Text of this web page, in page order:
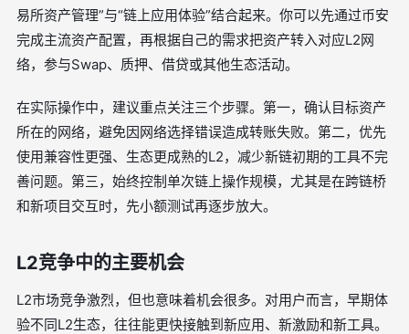
易所资产管理”与“链上应用体验”结合起来。你可以先通过币安
完成主流资产配置，再根据自己的需求把资产转入对应L2网
络，参与Swap、质押、借贷或其他生态活动。
在实际操作中，建议重点关注三个步骤。第一，确认目标资产
所在的网络，避免因网络选择错误造成转账失败。第二，优先
使用兼容性更强、生态更成熟的L2，减少新链初期的工具不完
善问题。第三，始终控制单次链上操作规模，尤其是在跨链桥
和新项目交互时，先小额测试再逐步放大。
L2竞争中的主要机会
L2市场竞争激烈，但也意味着机会很多。对用户而言，早期体
验不同L2生态，往往能更快接触到新应用、新激励和新工具。